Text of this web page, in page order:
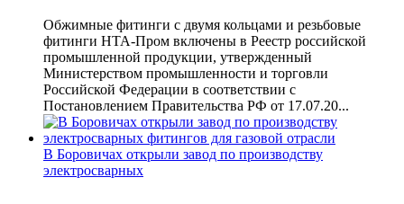
Обжимные фитинги с двумя кольцами и резьбовые
фитинги НТА-Пром включены в Реестр российской
промышленной продукции, утвержденный
Министерством промышленности и торговли
Российской Федерации в соответствии с
Постановлением Правительства РФ от 17.07.20...
В Боровичах открыли завод по производству
электросварных